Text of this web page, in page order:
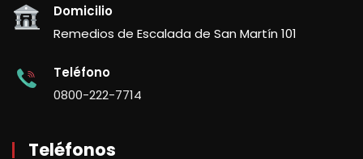
Domicilio
Remedios de Escalada de San Martín 101
Teléfono
0800-222-7714
Teléfonos